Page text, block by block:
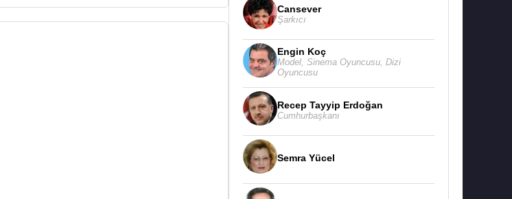
Cansever
Şarkıcı
Engin Koç
Model, Sinema Oyuncusu, Dizi
Oyuncusu
Recep Tayyip Erdoğan
Cumhurbaşkanı
Semra Yücel